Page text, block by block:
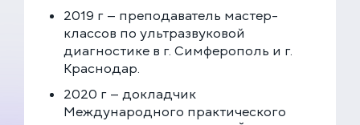
2019 г — преподаватель мастер-
классов по ультразвуковой
диагностике в г. Симферополь и г.
Краснодар.
2020 г — докладчик
Международного практического